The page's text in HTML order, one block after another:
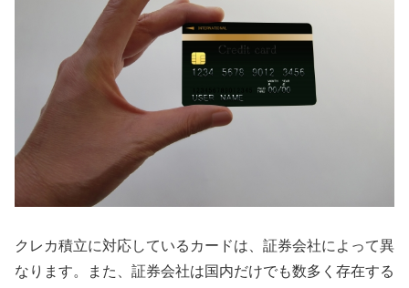
クレカ積立に対応しているカードは、証券会社によって異
なります。また、証券会社は国内だけでも数多く存在する